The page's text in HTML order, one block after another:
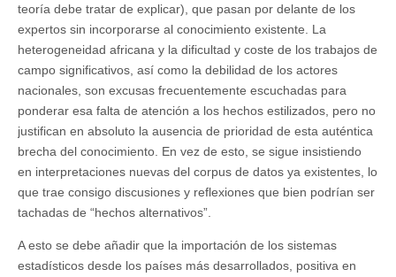
teoría debe tratar de explicar), que pasan por delante de los
expertos sin incorporarse al conocimiento existente. La
heterogeneidad africana y la dificultad y coste de los trabajos de
campo significativos, así como la debilidad de los actores
nacionales, son excusas frecuentemente escuchadas para
ponderar esa falta de atención a los hechos estilizados, pero no
justifican en absoluto la ausencia de prioridad de esta auténtica
brecha del conocimiento. En vez de esto, se sigue insistiendo
en interpretaciones nuevas del corpus de datos ya existentes, lo
que trae consigo discusiones y reflexiones que bien podrían ser
tachadas de “hechos alternativos”.
A esto se debe añadir que la importación de los sistemas
estadísticos desde los países más desarrollados, positiva en